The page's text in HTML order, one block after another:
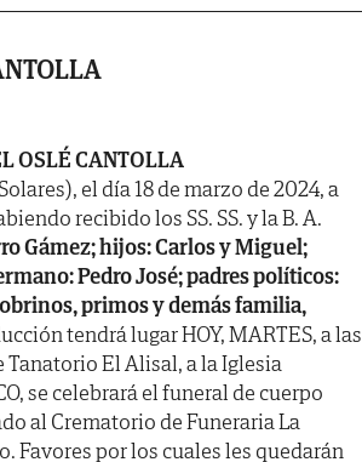
OSLÉ CANTOLLA
el día 18 de marzo de 2024, a
recibido los SS. SS. y la B. A.
Gámez; hijos: Carlos y Miguel;
Pedro José; padres políticos:
primos y demás familia,
tendrá lugar HOY, MARTES, a las
Tanatorio El Alisal, a la Iglesia
se celebrará el funeral de cuerpo
al Crematorio de Funeraria La
Favores por los cuales les quedarán